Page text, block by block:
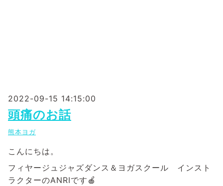
2022-09-15 14:15:00
頭痛のお話
熊本ヨガ
こんにちは。
フィヤージュジャズダンス＆ヨガスクール インスト
ラクターのANRIです🍎